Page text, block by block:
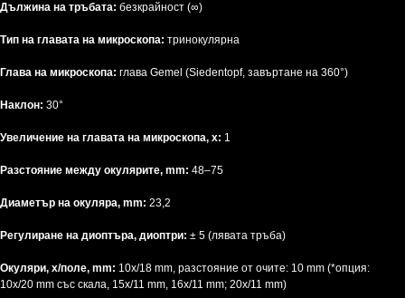
Дължина на тръбата: безкрайност (∞)
Тип на главата на микроскопа: тринокулярна
Глава на микроскопа: глава Gemel (Siedentopf, завъртане на 360°)
Наклон: 30°
Увеличение на главата на микроскопа, x: 1
Разстояние между окулярите, mm: 48–75
Диаметър на окуляра, mm: 23,2
Регулиране на диоптъра, диоптри: ± 5 (лявата тръба)
Окуляри, x/поле, mm: 10х/18 mm, разстояние от очите: 10 mm (*опция:
10х/20 mm със скала, 15x/11 mm, 16x/11 mm; 20x/11 mm)